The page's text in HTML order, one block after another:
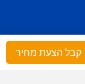
קבל הצעת מחיר